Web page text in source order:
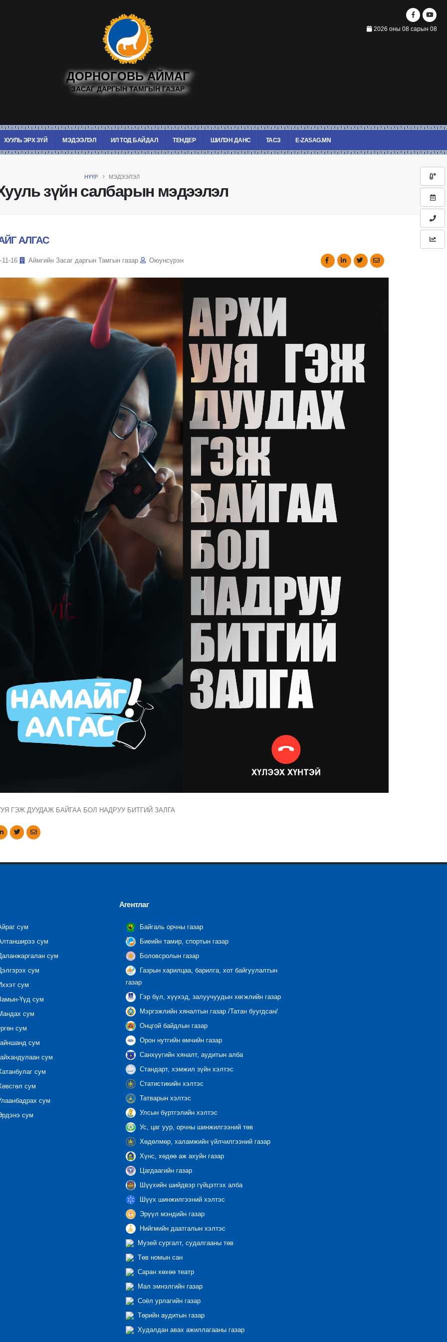
2026 оны 08 сарын 08
ДОРНОГОВЬ АЙМАГ
ЗАСАГ ДАРГЫН ТАМГЫН ГАЗАР
ХУУЛЬ ЭРХ ЗҮЙ МЭДЭЭЛЭЛ ИЛ ТОД БАЙДАЛ ТЕНДЕР ШИЛЭН ДАНС ТАСЗ E-ZASAG.MN
зүйн салбарын мэдээлэл
НҮҮР МЭДЭЭЛЭЛ
АЛГАС
16 Аймгийн Засаг даргын Тамгын газар Оюунсүрэн
ГЭЖ ДУУДАЖ БАЙГАА БОЛ НАДРУУ БИТГИЙ ЗАЛГА
сум
сум
сум
сум
сум
Үүд сум
сум
сум
сум
сум
сум
сум
сум
сум
Агентлаг
Байгаль орчны газар
Биеийн тамир, спортын газар
Боловсролын газар
Газрын харилцаа, барилга, хот байгуулалтын
газар
Гэр бүл, хүүхэд, залуучуудын хөгжлийн газар
Мэргэжлийн хяналтын газар /Татан буугдсан/
Онцгой байдлын газар
Орон нутгийн өмчийн газар
Санхүүгийн хяналт, аудитын алба
Стандарт, хэмжил зүйн хэлтэс
Статистикийн хэлтэс
Татварын хэлтэс
Улсын бүртгэлийн хэлтэс
Ус, цаг уур, орчны шинжилгээний төв
Хөдөлмөр, халамжийн үйлчилгээний газар
Хүнс, хөдөө аж ахуйн газар
Цагдаагийн газар
Шүүхийн шийдвэр гүйцэтгэх алба
Шүүх шинжилгээний хэлтэс
Эрүүл мэндийн газар
Нийгмийн даатгалын хэлтэс
Музей сургалт, судалгааны төв
Төв номын сан
Саран хөхөө театр
Мал эмнэлгийн газар
Соёл урлагийн газар
Төрийн аудитын газар
Худалдан авах ажиллагааны газар